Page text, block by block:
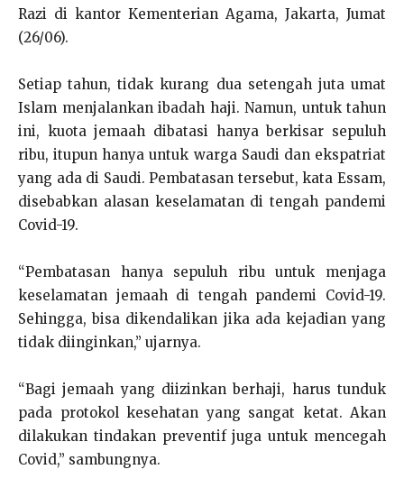
Razi di kantor Kementerian Agama, Jakarta, Jumat
(26/06).
Setiap tahun, tidak kurang dua setengah juta umat
Islam menjalankan ibadah haji. Namun, untuk tahun
ini, kuota jemaah dibatasi hanya berkisar sepuluh
ribu, itupun hanya untuk warga Saudi dan ekspatriat
yang ada di Saudi. Pembatasan tersebut, kata Essam,
disebabkan alasan keselamatan di tengah pandemi
Covid-19.
“Pembatasan hanya sepuluh ribu untuk menjaga
keselamatan jemaah di tengah pandemi Covid-19.
Sehingga, bisa dikendalikan jika ada kejadian yang
tidak diinginkan,” ujarnya.
“Bagi jemaah yang diizinkan berhaji, harus tunduk
pada protokol kesehatan yang sangat ketat. Akan
dilakukan tindakan preventif juga untuk mencegah
Covid,” sambungnya.